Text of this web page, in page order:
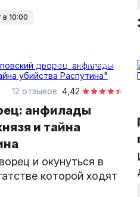
в 10:00
2,5 часа
в музее
4,42
12 отзывов
анфилады
и тайна
и окунуться в
которой ходят